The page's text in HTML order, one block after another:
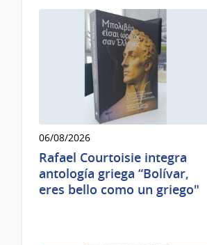
06/08/2026
Rafael Courtoisie integra
antología griega “Bolívar,
eres bello como un griego"